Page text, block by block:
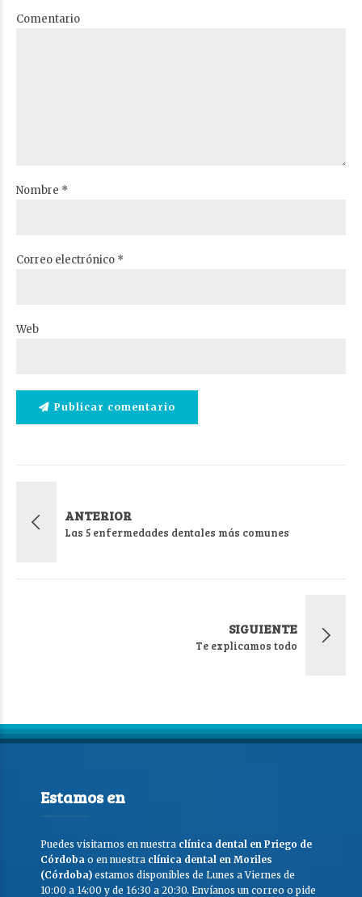
Comentario
Nombre *
Correo electrónico *
Web
Publicar comentario
ANTERIOR
Las 5 enfermedades dentales más comunes
SIGUIENTE
Te explicamos todo
Estamos en
Puedes visitarnos en nuestra clínica dental en Priego de
Córdoba o en nuestra clínica dental en Moriles
(Córdoba) estamos disponibles de Lunes a Viernes de
10:00 a 14:00 y de 16:30 a 20:30. Envíanos un correo o pide